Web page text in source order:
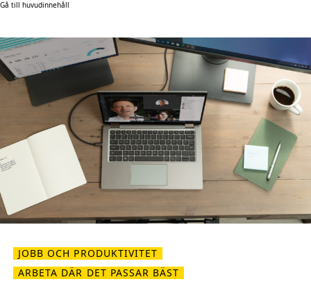
Gå till huvudinnehåll
JOBB OCH PRODUKTIVITET
ARBETA DÄR DET PASSAR BÄST